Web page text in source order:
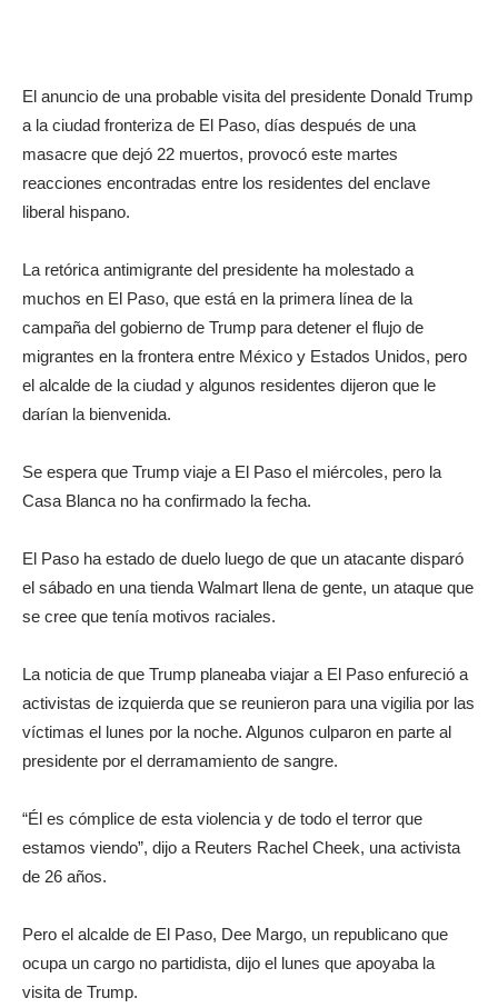
El anuncio de una probable visita del presidente Donald Trump
a la ciudad fronteriza de El Paso, días después de una
masacre que dejó 22 muertos, provocó este martes
reacciones encontradas entre los residentes del enclave
liberal hispano.
La retórica antimigrante del presidente ha molestado a
muchos en El Paso, que está en la primera línea de la
campaña del gobierno de Trump para detener el flujo de
migrantes en la frontera entre México y Estados Unidos, pero
el alcalde de la ciudad y algunos residentes dijeron que le
darían la bienvenida.
Se espera que Trump viaje a El Paso el miércoles, pero la
Casa Blanca no ha confirmado la fecha.
El Paso ha estado de duelo luego de que un atacante disparó
el sábado en una tienda Walmart llena de gente, un ataque que
se cree que tenía motivos raciales.
La noticia de que Trump planeaba viajar a El Paso enfureció a
activistas de izquierda que se reunieron para una vigilia por las
víctimas el lunes por la noche. Algunos culparon en parte al
presidente por el derramamiento de sangre.
“Él es cómplice de esta violencia y de todo el terror que
estamos viendo”, dijo a Reuters Rachel Cheek, una activista
de 26 años.
Pero el alcalde de El Paso, Dee Margo, un republicano que
ocupa un cargo no partidista, dijo el lunes que apoyaba la
visita de Trump.